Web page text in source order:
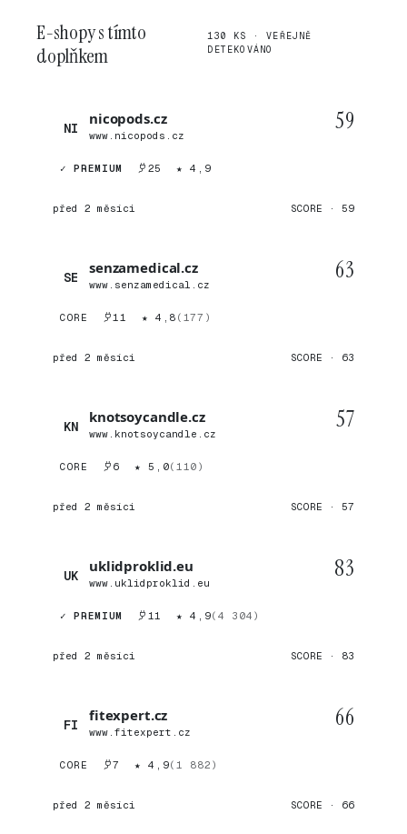
E-shopy s tímto
doplňkem
130 KS · VEŘEJNĚ
DETEKOVÁNO
NI
nicopods.cz
www.nicopods.cz
59
✓ PREMIUM 25 ★ 4,9
před 2 měsíci SCORE · 59
SE
senzamedical.cz
www.senzamedical.cz
63
CORE 11 ★ 4,8 (177)
před 2 měsíci SCORE · 63
KN
knotsoycandle.cz
www.knotsoycandle.cz
57
CORE 6 ★ 5,0(110)
před 2 měsíci SCORE · 57
UK
uklidproklid.eu
www.uklidproklid.eu
83
✓ PREMIUM 11 ★ 4,9(4 304)
před 2 měsíci SCORE · 83
FI
fitexpert.cz
www.fitexpert.cz
66
CORE 7 ★ 4,9(1 882)
před 2 měsíci SCORE · 66